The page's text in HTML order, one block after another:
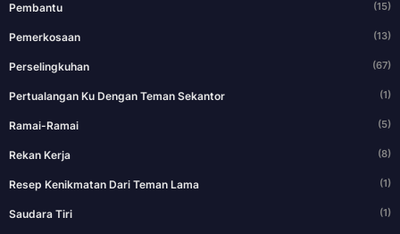
Pembantu (15)
Pemerkosaan (13)
Perselingkuhan (67)
Pertualangan Ku Dengan Teman Sekantor (1)
Ramai-Ramai (5)
Rekan Kerja (8)
Resep Kenikmatan Dari Teman Lama (1)
Saudara Tiri (1)